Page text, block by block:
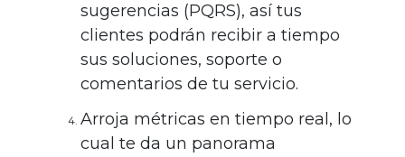
sugerencias (PQRS), así tus
clientes podrán recibir a tiempo
sus soluciones, soporte o
comentarios de tu servicio.
Arroja métricas en tiempo real, lo
cual te da un panorama